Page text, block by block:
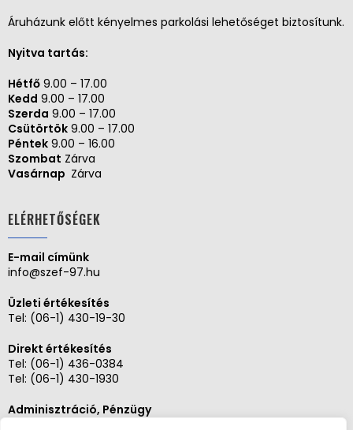
Áruházunk előtt kényelmes parkolási lehetőséget biztosítunk.
Nyitva tartás:
Hétfő 9.00 – 17.00
Kedd 9.00 – 17.00
Szerda 9.00 – 17.00
Csütörtök 9.00 – 17.00
Péntek 9.00 – 16.00
Szombat Zárva
Vasárnap Zárva
ELÉRHETŐSÉGEK
E-mail címünk
info@szef-97.hu
Üzleti értékesítés
Tel: (06-1) 430-19-30
Direkt értékesítés
Tel: (06-1) 436-0384
Tel: (06-1) 430-1930
Adminisztráció, Pénzügy